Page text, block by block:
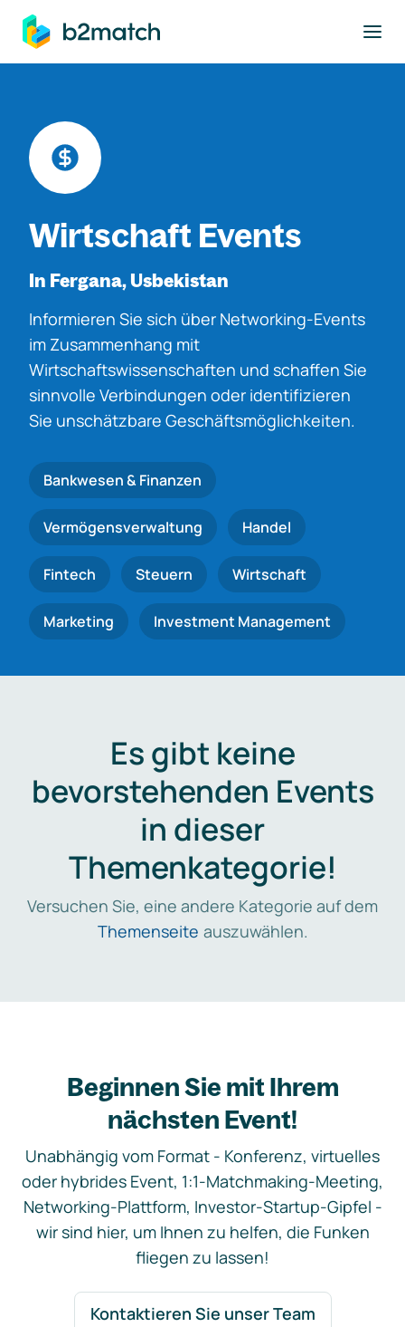
springen
Wirtschaft Events
In Fergana, Usbekistan
Informieren Sie sich über Networking-Events
im Zusammenhang mit
Wirtschaftswissenschaften und schaffen Sie
sinnvolle Verbindungen oder identifizieren
Sie unschätzbare Geschäftsmöglichkeiten.
Bankwesen & Finanzen
Vermögensverwaltung Handel
Fintech Steuern Wirtschaft
Marketing Investment Management
Es gibt keine
bevorstehenden Events
in dieser
Themenkategorie!
Versuchen Sie, eine andere Kategorie auf dem
Themenseite auszuwählen.
Beginnen Sie mit Ihrem
nächsten Event!
Unabhängig vom Format - Konferenz, virtuelles
oder hybrides Event, 1:1-Matchmaking-Meeting,
Networking-Plattform, Investor-Startup-Gipfel -
wir sind hier, um Ihnen zu helfen, die Funken
fliegen zu lassen!
Kontaktieren Sie unser Team